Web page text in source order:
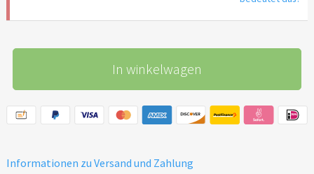
In winkelwagen
Informationen zu Versand und Zahlung